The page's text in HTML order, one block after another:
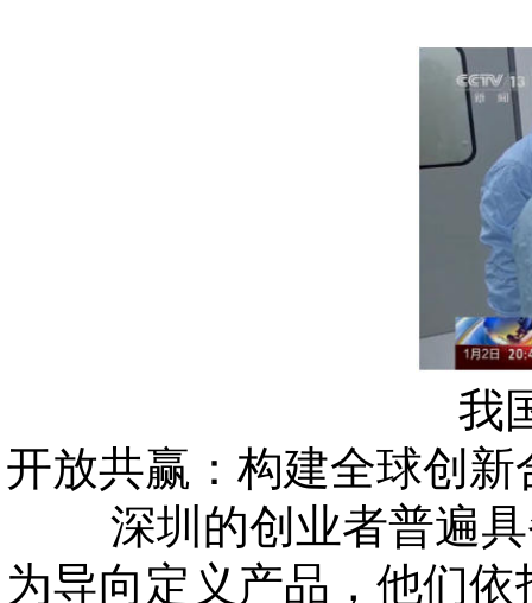
我
开放共赢：构建全球创新
深圳的创业者普遍具
为导向定义产品，他们